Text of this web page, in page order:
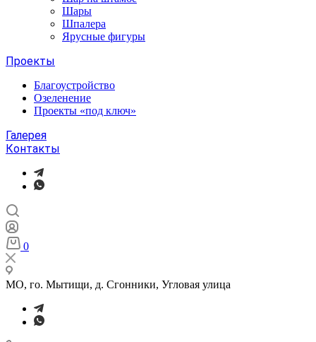
Шары
Шпалера
Ярусные фигуры
Проекты
Благоустройство
Озеленение
Проекты «под ключ»
Галерея
Контакты
0
МО, го. Мытищи, д. Сгонники, Угловая улица